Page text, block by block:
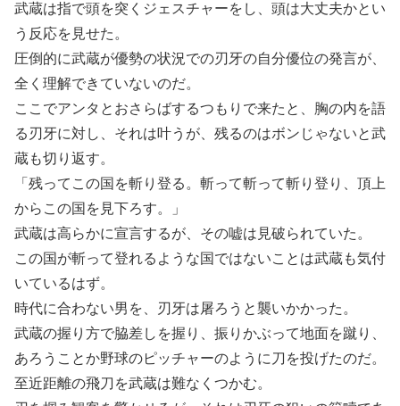
武蔵は指で頭を突くジェスチャーをし、頭は大丈夫かとい
う反応を見せた。
圧倒的に武蔵が優勢の状況での刃牙の自分優位の発言が、
全く理解できていないのだ。
ここでアンタとおさらばするつもりで来たと、胸の内を語
る刃牙に対し、それは叶うが、残るのはボンじゃないと武
蔵も切り返す。
「残ってこの国を斬り登る。斬って斬って斬り登り、頂上
からこの国を見下ろす。」
武蔵は高らかに宣言するが、その嘘は見破られていた。
この国が斬って登れるような国ではないことは武蔵も気付
いているはず。
時代に合わない男を、刃牙は屠ろうと襲いかかった。
武蔵の握り方で脇差しを握り、振りかぶって地面を蹴り、
あろうことか野球のピッチャーのように刀を投げたのだ。
至近距離の飛刀を武蔵は難なくつかむ。